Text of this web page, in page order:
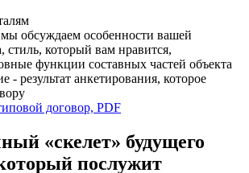
обсуждаем особенности вашей
стиль, который вам нравится,
функции составных частей объекта
- результат анкетирования, которое
договор, PDF
«скелет» будущего
послужит